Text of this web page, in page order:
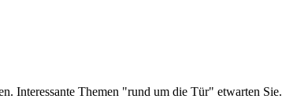
Interessante Themen "rund um die Tür" etwarten Sie.